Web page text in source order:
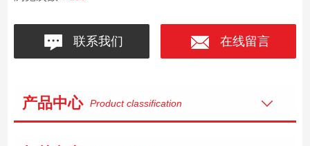
联系我们 在线留言
产品中心 Product classification